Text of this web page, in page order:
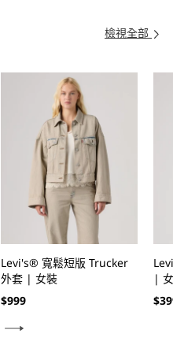
檢視全部
Levi's® 寬鬆短版 Trucker
外套 | 女裝
定
$999
|
定